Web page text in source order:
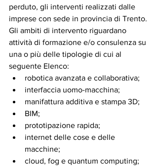
perduto, gli interventi realizzati dalle
imprese con sede in provincia di Trento.
Gli ambiti di intervento riguardano
attività di formazione e/o consulenza su
una o più delle tipologie di cui al
seguente Elenco:
robotica avanzata e collaborativa;
interfaccia uomo-macchina;
manifattura additiva e stampa 3D;
BIM;
prototipazione rapida;
internet delle cose e delle
macchine;
cloud, fog e quantum computing;